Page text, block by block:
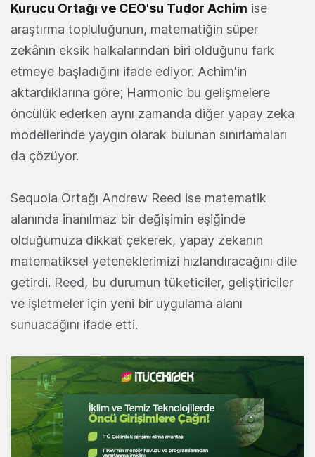
Kurucu Ortağı ve CEO'su Tudor Achim ise
araştırma topluluğunun, matematiğin süper
zekânın eksik halkalarından biri olduğunu fark
etmeye başladığını ifade ediyor. Achim'in
aktardıklarına göre; Harmonic bu gelişmelere
öncülük ederken aynı zamanda diğer yapay zeka
modellerinde yaygın olarak bulunan sınırlamaları
da çözüyor.
Sequoia Ortağı Andrew Reed ise matematik
alanında inanılmaz bir değişimin eşiğinde
olduğumuza dikkat çekerek, yapay zekanın
matematiksel yeteneklerimizi hızlandıracağını dile
getirdi. Reed, bu durumun tüketiciler, geliştiriciler
ve işletmeler için yeni bir uygulama alanı
sunuacağını ifade etti.